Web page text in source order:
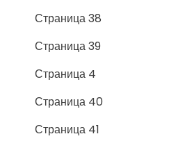
Страница 38
Страница 39
Страница 4
Страница 40
Страница 41